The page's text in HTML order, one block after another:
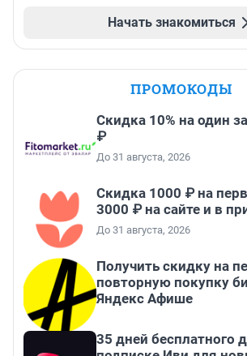
Начать знакомиться
ПРОМОКОДЫ
Скидка 10% на один
₽
До 31 августа, 2026
Скидка 1000 ₽ на
3000 ₽ на сайте и в
До 31 августа, 2026
Получить скидку на
повторную покупку
Яндекс Афише
35 дней бесплатного